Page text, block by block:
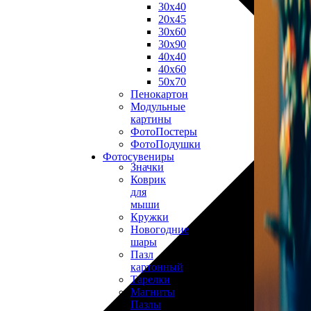
30х40
20х45
30х60
30х90
40х40
40х60
50х70
Пенокартон
Модульные
картины
ФотоПостеры
ФотоПодушки
Фотоcувениры
Значки
Коврик
для
мыши
Кружки
Новогодние
шары
Пазл
картонный
Тарелки
Магниты
Пазлы